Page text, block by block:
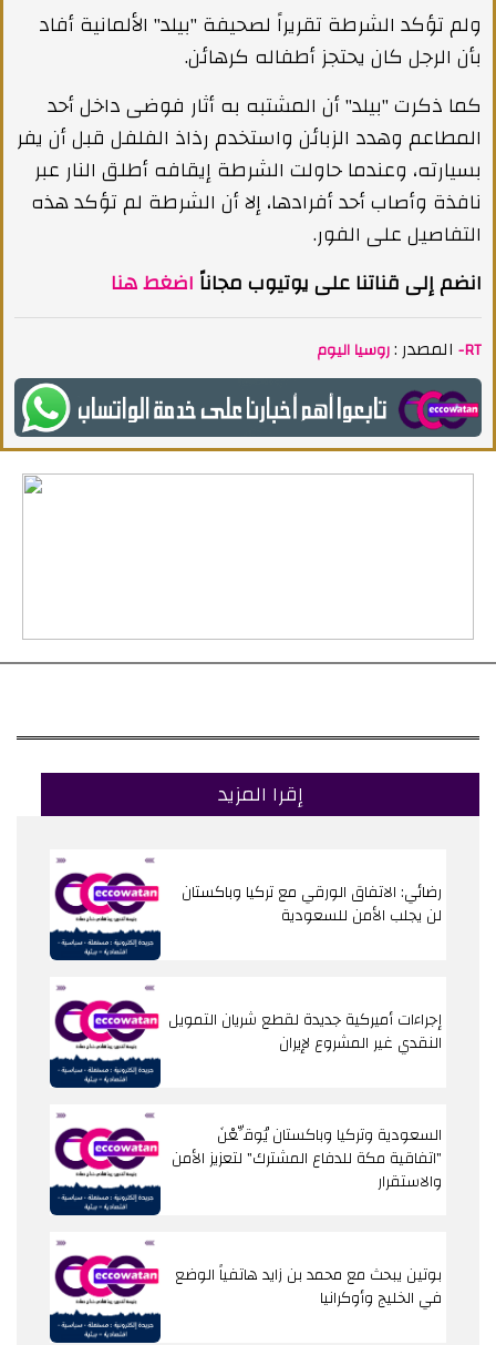
ولم تؤكد الشرطة تقريراً لصحيفة "بيلد" الألمانية أفاد
بأن الرجل كان يحتجز أطفاله كرهائن.
كما ذكرت "بيلد" أن المشتبه به أثار فوضى داخل أحد
المطاعم وهدد الزبائن واستخدم رذاذ الفلفل قبل أن يفر
بسيارته، وعندما حاولت الشرطة إيقافه أطلق النار عبر
نافذة وأصاب أحد أفرادها، إلا أن الشرطة لم تؤكد هذه
التفاصيل على الفور.
انضم إلى قناتنا على يوتيوب مجاناً اضغط هنا
المصدر : روسيا اليوم -RT
إقرا المزيد
رضائي: الاتفاق الورقي مع تركيا وباكستان
لن يجلب الأمن للسعودية
إجراءات أميركية جديدة لقطع شريان التمويل
النقدي غير المشروع لإيران
السعودية وتركيا وباكستان يُوقِّعْنَ
"اتفاقية مكة للدفاع المشترك" لتعزيز الأمن
والاستقرار
بوتين يبحث مع محمد بن زايد هاتفياً الوضع
في الخليج وأوكرانيا